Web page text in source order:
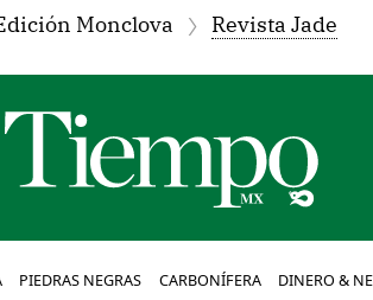
Monclova
Revista Jade
PIEDRAS NEGRAS CARBONÍFERA DINERO &